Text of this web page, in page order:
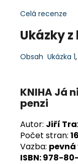
Celá recenze
Ukázky
Obsah Ukázka 1,
KNIHA Já
penzi
Autor: Jiří
Počet stran:
Vazba:
ISBN: 978-